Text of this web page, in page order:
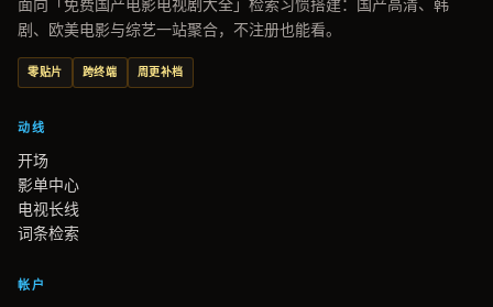
面向「免费国产电影电视剧大全」检索习惯搭建：国产高清、韩
剧、欧美电影与综艺一站聚合，不注册也能看。
零贴片 跨终端 周更补档
动线
开场
影单中心
电视长线
词条检索
帐户